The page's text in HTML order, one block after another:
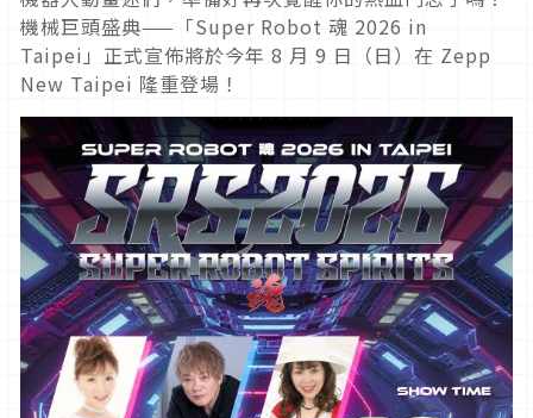
機械巨頭盛典——「Super Robot 魂 2026 in
Taipei」正式宣佈將於今年 8 月 9 日（日）在 Zepp
New Taipei 隆重登場！